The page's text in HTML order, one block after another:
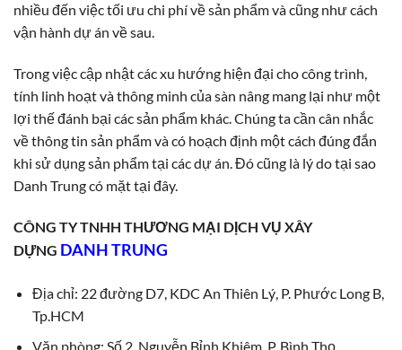
nhiều đến việc tối ưu chi phí về sản phẩm và cũng như cách
vận hành dự án về sau.
Trong việc cập nhật các xu hướng hiện đại cho công trình,
tính linh hoạt và thông minh của sàn nâng mang lại như một
lợi thế đánh bại các sản phẩm khác. Chúng ta cần cân nhắc
về thông tin sản phẩm và có hoạch định một cách đúng đắn
khi sử dụng sản phẩm tại các dự án. Đó cũng là lý do tại sao
Danh Trung có mặt tại đây.
CÔNG TY TNHH THƯƠNG MẠI DỊCH VỤ XÂY
DỰNG DANH TRUNG
Địa chỉ: 22 đường D7, KDC An Thiên Lý, P. Phước Long B,
Tp.HCM
Văn phòng: Số 2, Nguyễn Bỉnh Khiêm, P. Bình Thọ,